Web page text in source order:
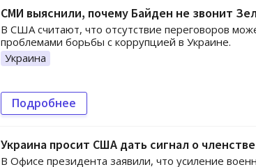
СМИ выяснили, почему Байден не звонит
В США считают, что отсутствие переговоров
проблемами борьбы с коррупцией в Украине.
Украина
Подробнее
Украина просит США дать сигнал о
В Офисе президента заявили, что усиление